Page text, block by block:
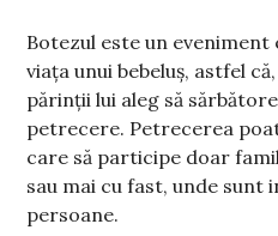
Botezul este un eveniment
viața unui bebeluș, astfel
părinții lui aleg să
petrecere. Petrecerea
care să participe doar
sau mai cu fast, unde sunt
persoane.